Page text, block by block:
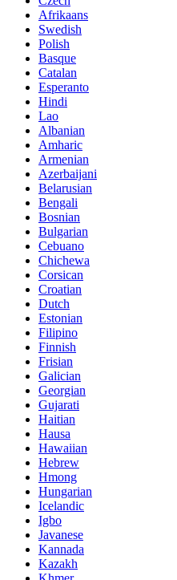
Afrikaans
Swedish
Polish
Basque
Catalan
Esperanto
Hindi
Lao
Albanian
Amharic
Armenian
Azerbaijani
Belarusian
Bengali
Bosnian
Bulgarian
Cebuano
Chichewa
Corsican
Croatian
Dutch
Estonian
Filipino
Finnish
Frisian
Galician
Georgian
Gujarati
Haitian
Hausa
Hawaiian
Hebrew
Hmong
Hungarian
Icelandic
Igbo
Javanese
Kannada
Kazakh